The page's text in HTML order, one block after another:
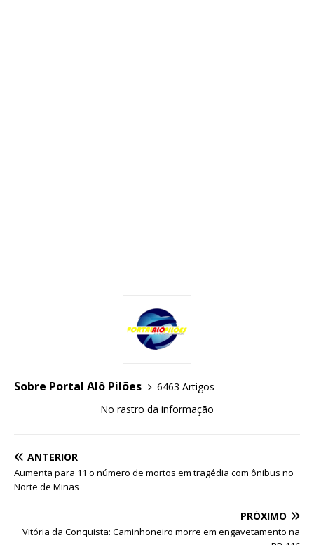
Sobre Portal Alô Pilões
6463 Artigos
No rastro da informação
ANTERIOR
Aumenta para 11 o número de mortos em tragédia com ônibus no
Norte de Minas
PRÓXIMO
Vitória da Conquista: Caminhoneiro morre em engavetamento na